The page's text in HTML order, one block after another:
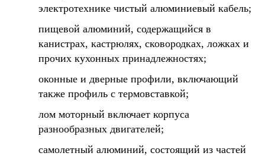
электротехнике чистый алюминиевый кабель;
пищевой алюминий, содержащийся в
канистрах, кастрюлях, сковородках, ложках и
прочих кухонных принадлежностях;
оконные и дверные профили, включающий
также профиль с термовставкой;
лом моторный включает корпуса
разнообразных двигателей;
самолетный алюминий, состоящий из частей